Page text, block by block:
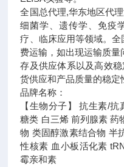
全国总代理,华东地区代理
细菌学、遗传学、免疫
疗、临床应用等领域。
费运输，如出现运输质量
存及供应体系以及高效
货供应和产品质量的稳定
品牌名称：
【生物分子】 抗生素/
糖类 白三烯 前列腺素 药
物 类固醇激素结合物 半
性核素 血小板活化素
霉亲和素